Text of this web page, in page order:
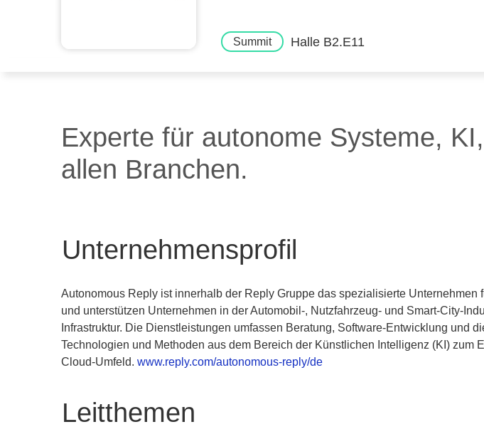
Summit Halle B2.E11
Experte für autonome Systeme,
allen Branchen.
Unternehmensprofil
Autonomous Reply ist innerhalb der Reply Gruppe das spezialisierte
und unterstützen Unternehmen in der Automobil-, Nutzfahrzeug- und Smart-City-
Infrastruktur. Die Dienstleistungen umfassen Beratung, Software-Entwicklung und
Technologien und Methoden aus dem Bereich der Künstlichen Intelligenz (KI)
Cloud-Umfeld. www.reply.com/autonomous-reply/de
Leitthemen